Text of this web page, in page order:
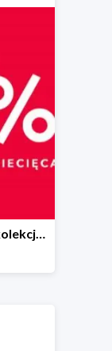
Dodatkowe 40% na całą kolekcję dziecięcą w ebutik.pl